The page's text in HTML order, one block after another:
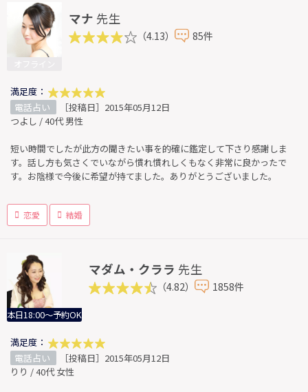
マナ 先生
（4.13） 85件
満足度：
電話占い
［投稿日］2015年05月12日
つよし / 40代 男性
短い時間でしたが此方の聞きたい事を的確に鑑定して下さり感謝しま
す。話し方も気さくでいながら慣れ慣れしくもなく非常に良かったで
す。お陰様で今後に希望が持てました。ありがとうございました。
恋愛 結婚
本日18:00～予約OK
マダム・クララ 先生
（4.82） 1858件
満足度：
電話占い
［投稿日］2015年05月12日
りり / 40代 女性